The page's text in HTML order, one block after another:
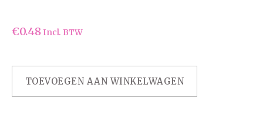
€0.48 Incl. BTW
TOEVOEGEN AAN WINKELWAGEN